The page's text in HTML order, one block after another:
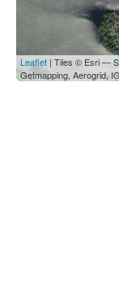
Leaflet | Tiles © Esri —
Getmapping, Aerogrid,